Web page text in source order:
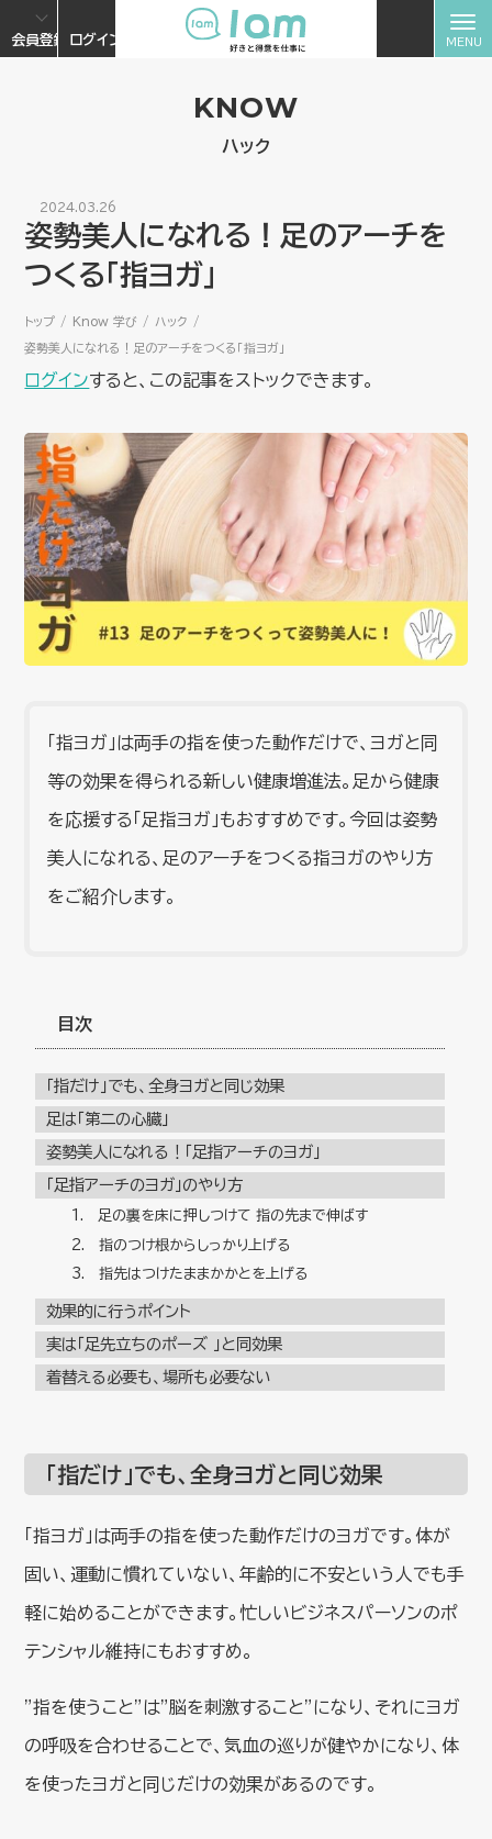
会員登録 ログイン
KNOW
ハック
2024.03.26
姿勢美人になれる！足のアーチを
つくる「指ヨガ」
トップ Know 学び ハック
姿勢美人になれる！足のアーチをつくる「指ヨガ」
ログインすると、この記事をストックできます。
「指ヨガ」は両手の指を使った動作だけで、ヨガと同
等の効果を得られる新しい健康増進法。足から健康
を応援する「足指ヨガ」もおすすめです。今回は姿勢
美人になれる、足のアーチをつくる指ヨガのやり方
をご紹介します。
目次
「指だけ」でも、全身ヨガと同じ効果
足は「第二の心臓」
姿勢美人になれる！「足指アーチのヨガ」
「足指アーチのヨガ」のやり方
1. 足の裏を床に押しつけて 指の先まで伸ばす
2. 指のつけ根からしっかり上げる
3. 指先はつけたままかかとを上げる
効果的に行うポイント
実は「足先立ちのポーズ 」と同効果
着替える必要も、場所も必要ない
「指だけ」でも、全身ヨガと同じ効果
「指ヨガ」は両手の指を使った動作だけのヨガです。体が
固い、運動に慣れていない、年齢的に不安という人でも手
軽に始めることができます。忙しいビジネスパーソンのポ
テンシャル維持にもおすすめ。
”指を使うこと”は”脳を刺激すること”になり、それにヨガ
の呼吸を合わせることで、気血の巡りが健やかになり、体
を使ったヨガと同じだけの効果があるのです。